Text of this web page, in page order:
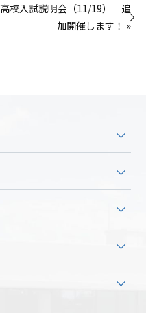
高校入試説明会（11/19） 追
加開催します！ »